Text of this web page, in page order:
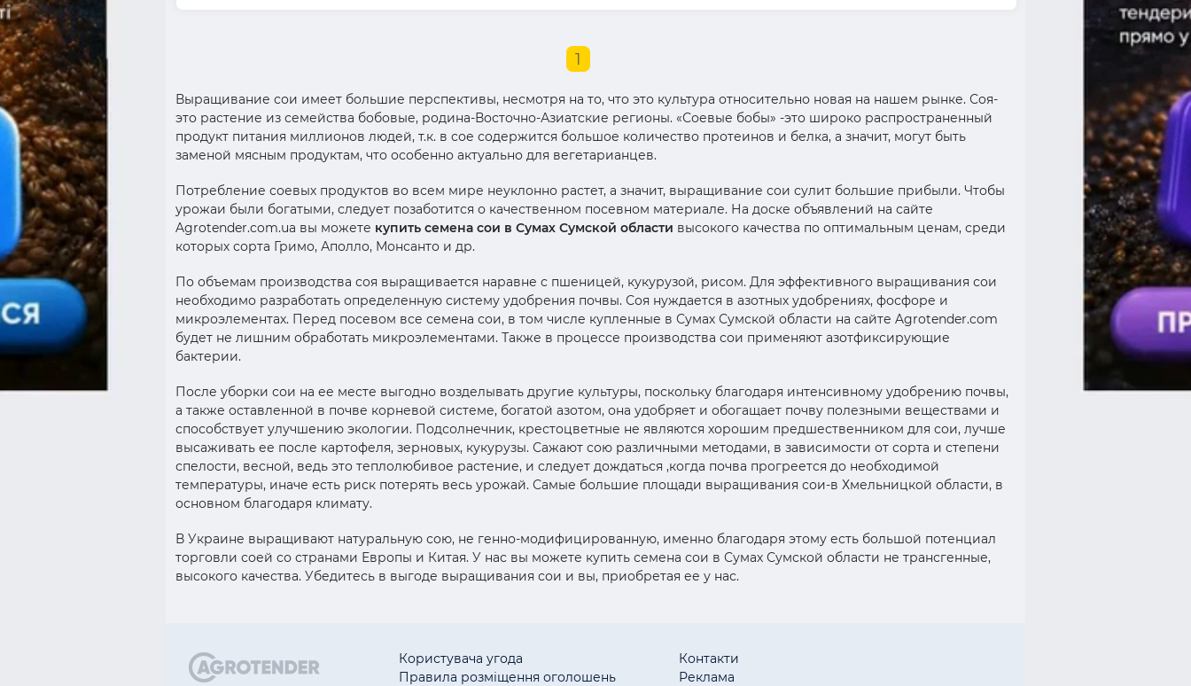
1
Выращивание сои имеет большие перспективы, несмотря на то, что это культура относительно новая на нашем рынке. Соя-
это растение из семейства бобовые, родина-Восточно-Азиатские регионы. «Соевые бобы» -это широко распространенный
продукт питания миллионов людей, т.к. в сое содержится большое количество протеинов и белка, а значит, могут быть
заменой мясным продуктам, что особенно актуально для вегетарианцев.
Потребление соевых продуктов во всем мире неуклонно растет, а значит, выращивание сои сулит большие прибыли. Чтобы
урожаи были богатыми, следует позаботится о качественном посевном материале. На доске объявлений на сайте
Agrotender.com.ua вы можете купить семена сои в Сумах Сумской области высокого качества по оптимальным ценам, среди
которых сорта Гримо, Аполло, Монсанто и др.
По объемам производства соя выращивается наравне с пшеницей, кукурузой, рисом. Для эффективного выращивания сои
необходимо разработать определенную систему удобрения почвы. Соя нуждается в азотных удобрениях, фосфоре и
микроэлементах. Перед посевом все семена сои, в том числе купленные в Сумах Сумской области на сайте Agrotender.com
будет не лишним обработать микроэлементами. Также в процессе производства сои применяют азотфиксирующие
бактерии.
После уборки сои на ее месте выгодно возделывать другие культуры, поскольку благодаря интенсивному удобрению почвы,
а также оставленной в почве корневой системе, богатой азотом, она удобряет и обогащает почву полезными веществами и
способствует улучшению экологии. Подсолнечник, крестоцветные не являются хорошим предшественником для сои, лучше
высаживать ее после картофеля, зерновых, кукурузы. Сажают сою различными методами, в зависимости от сорта и степени
спелости, весной, ведь это теплолюбивое растение, и следует дождаться ,когда почва прогреется до необходимой
температуры, иначе есть риск потерять весь урожай. Самые большие площади выращивания сои-в Хмельницкой области, в
основном благодаря климату.
В Украине выращивают натуральную сою, не генно-модифицированную, именно благодаря этому есть большой потенциал
торговли соей со странами Европы и Китая. У нас вы можете купить семена сои в Сумах Сумской области не трансгенные,
высокого качества. Убедитесь в выгоде выращивания сои и вы, приобретая ее у нас.
Користувача угода
Правила розміщення оголошень
Контакти
Реклама